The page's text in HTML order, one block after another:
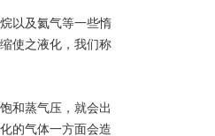
以及氦气等一些惰
使之液化，我们称
和蒸气压，就会出
的气体一方面会造